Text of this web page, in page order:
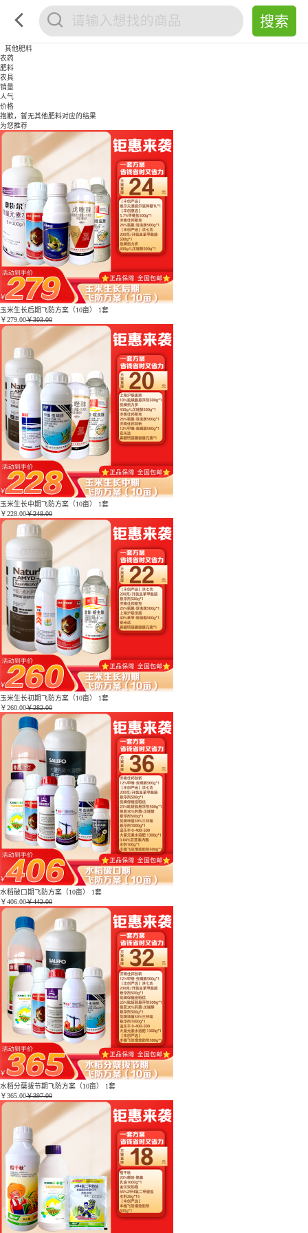
其他肥料
农药
肥料
农具
销量
人气
价格
抱歉，暂无其他肥料对应的结果
为您推荐
玉米生长后期飞防方案（10亩） 1套
￥279.00￥303.00
玉米生长中期飞防方案（10亩） 1套
￥228.00￥248.00
玉米生长初期飞防方案（10亩） 1套
￥260.00￥282.00
水稻破口期飞防方案（10亩） 1套
￥406.00￥442.00
水稻分蘖拔节期飞防方案（10亩） 1套
￥365.00￥397.00